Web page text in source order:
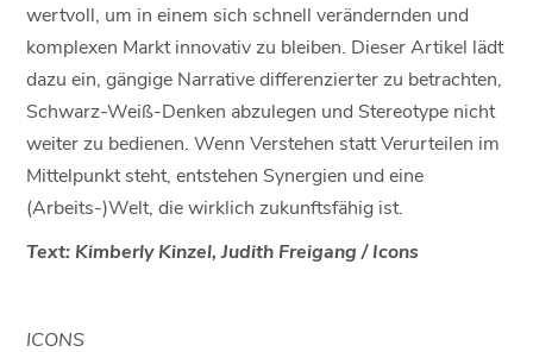
wertvoll, um in einem sich schnell verändernden und
komplexen Markt innovativ zu bleiben. Dieser Artikel lädt
dazu ein, gängige Narrative differenzierter zu betrachten,
Schwarz-Weiß-Denken abzulegen und Stereotype nicht
weiter zu bedienen. Wenn Verstehen statt Verurteilen im
Mittelpunkt steht, entstehen Synergien und eine
(Arbeits-)Welt, die wirklich zukunftsfähig ist.
Text: Kimberly Kinzel, Judith Freigang / Icons
ICONS